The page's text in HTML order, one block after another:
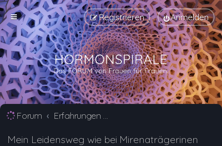
Anmelden
Registrieren
Forum Erfahrungen mit Verhütungsmittel Alternativen
Mein Leidensweg wie bei Mirenaträgerinen